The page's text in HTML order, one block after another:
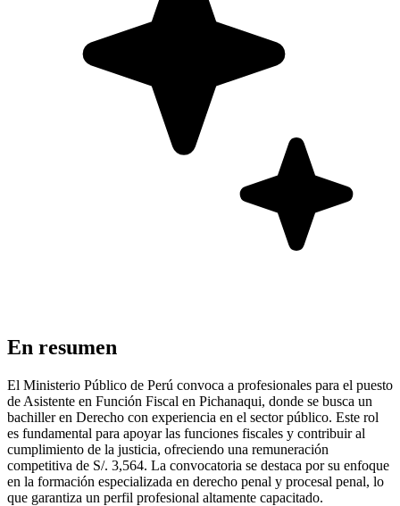
En resumen
El Ministerio Público de Perú convoca a profesionales para el puesto
de Asistente en Función Fiscal en Pichanaqui, donde se busca un
bachiller en Derecho con experiencia en el sector público. Este rol
es fundamental para apoyar las funciones fiscales y contribuir al
cumplimiento de la justicia, ofreciendo una remuneración
competitiva de S/. 3,564. La convocatoria se destaca por su enfoque
en la formación especializada en derecho penal y procesal penal, lo
que garantiza un perfil profesional altamente capacitado.